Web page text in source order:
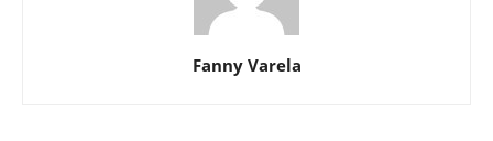
Fanny Varela